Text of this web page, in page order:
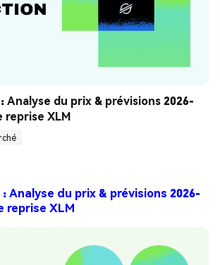
Analyse du prix & prévisions 2026-
reprise XLM
Analyse du prix & prévisions 2026-
reprise XLM